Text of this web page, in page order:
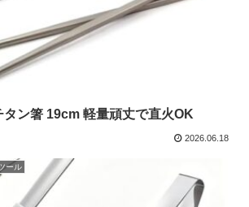
ン箸 19cm 軽量頑丈で直火OK
2026.06.18
ール